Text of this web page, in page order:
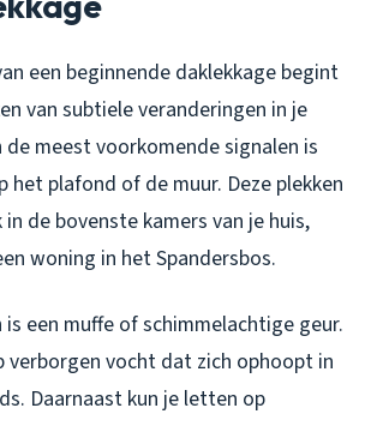
een beginnende daklekkage begint
van subtiele veranderingen in je
de meest voorkomende signalen is
het plafond of de muur. Deze plekken
de bovenste kamers van je huis,
woning in het Spandersbos.
is een muffe of schimmelachtige geur.
verborgen vocht dat zich ophoopt in
Daarnaast kun je letten op